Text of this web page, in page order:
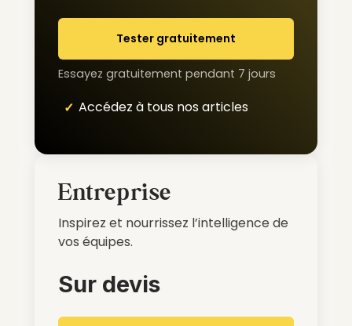
Tester gratuitement
Essayez gratuitement pendant 7 jours
Accédez à tous nos articles
Entreprise
Inspirez et nourrissez l’intelligence de
vos équipes.
Sur devis